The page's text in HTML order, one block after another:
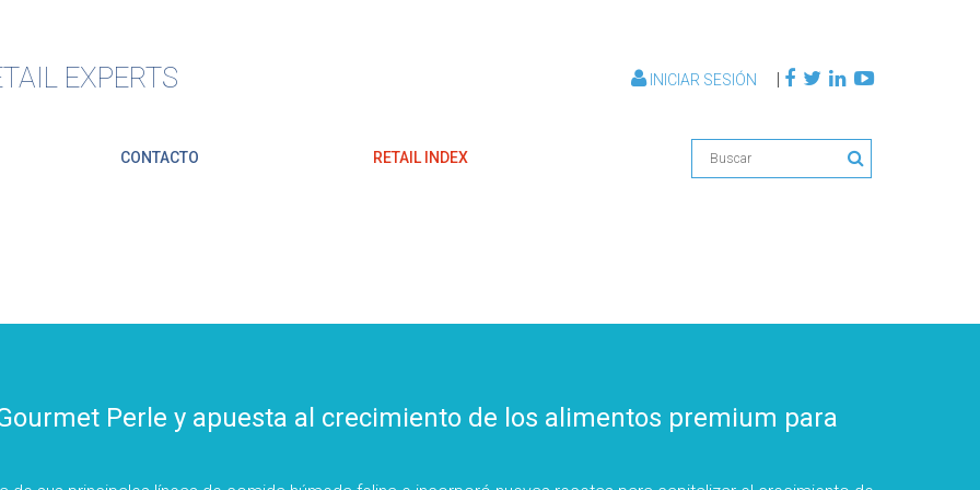
EXPERTS INICIAR SESIÓN |
CONTACTO RETAIL INDEX
Perle y apuesta al crecimiento de los alimentos premium para